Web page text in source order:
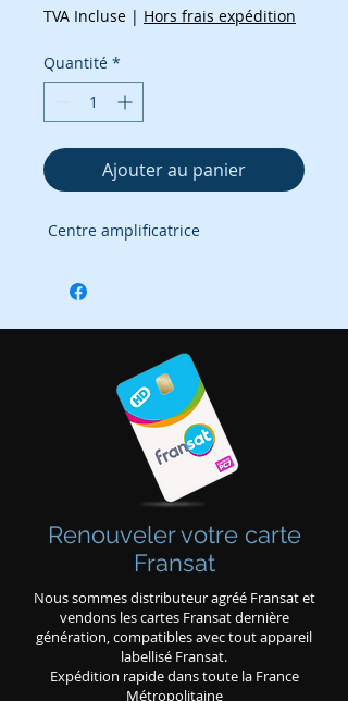
TVA Incluse | Hors frais expédition
Quantité *
Ajouter au panier
Centre amplificatrice
Renouveler votre carte
Fransat
Nous sommes distributeur agréé Fransat et
vendons les cartes Fransat dernière
génération, compatibles avec tout appareil
labellisé Fransat.
Expédition rapide dans toute la France
Métropolitaine